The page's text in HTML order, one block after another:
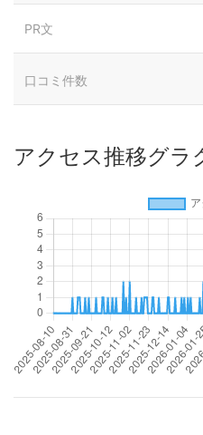
PR文
口コミ件数
アクセス推移グラ